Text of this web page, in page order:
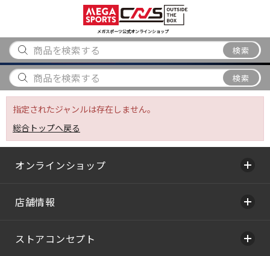
メガスポーツ公式オンラインショップ
検索
アウトドア
から探す
ブランド
から探す
検索
指定されたジャンルは存在しません。
総合トップへ戻る
オンラインショップ
店舗情報
ストアコンセプト